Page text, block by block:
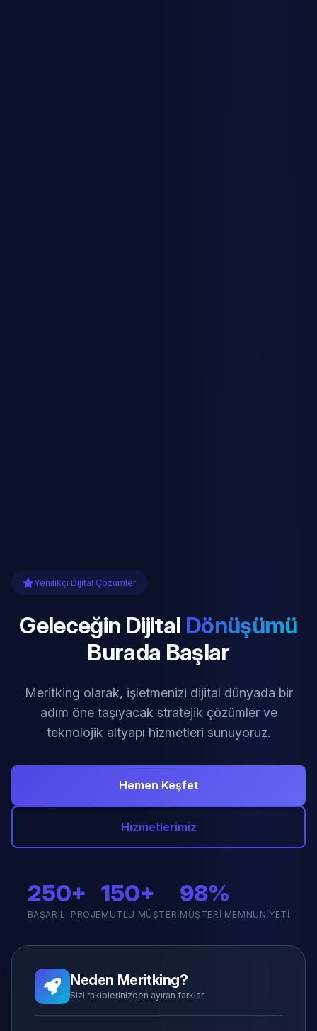
Yenilikçi Dijital Çözümler
Geleceğin Dijital Dönüşümü
Burada Başlar
Meritking olarak, işletmenizi dijital dünyada bir
adım öne taşıyacak stratejik çözümler ve
teknolojik altyapı hizmetleri sunuyoruz.
Hemen Keşfet
Hizmetlerimiz
250+
BAŞARILI PROJE
150+
MUTLU MÜŞTERI
98%
MÜŞTERI MEMNUNIYETI
Neden Meritking?
Sizi rakiplerinizden ayıran farklar